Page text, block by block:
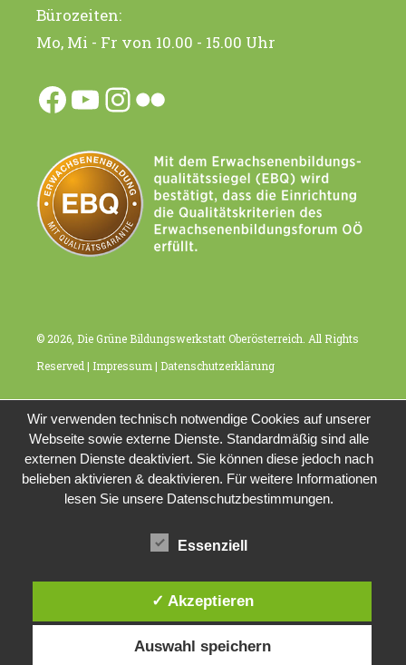
Bürozeiten:
Mo, Mi - Fr von 10.00 - 15.00 Uhr
Facebook
YouTube
Instagram
Flickr
© 2026, Die Grüne Bildungswerkstatt Oberösterreich. All Rights
Reserved | Impressum | Datenschutzerklärung
Wir verwenden technisch notwendige Cookies auf unserer
Webseite sowie externe Dienste. Standardmäßig sind alle
externen Dienste deaktiviert. Sie können diese jedoch nach
belieben aktivieren & deaktivieren. Für weitere Informationen
lesen Sie unsere Datenschutzbestimmungen.
Essenziell
✓ Akzeptieren
Auswahl speichern